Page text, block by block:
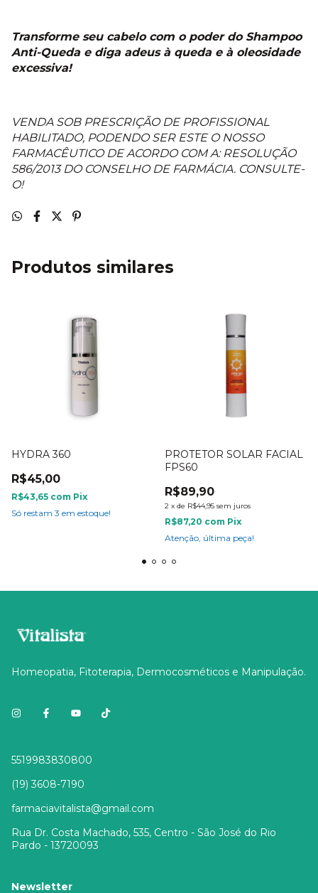
Transforme seu cabelo com o poder do Shampoo
Anti-Queda e diga adeus à queda e à oleosidade
excessiva!
VENDA SOB PRESCRIÇÃO DE PROFISSIONAL
HABILITADO, PODENDO SER ESTE O NOSSO
FARMACÊUTICO DE ACORDO COM A: RESOLUÇÃO
586/2013 DO CONSELHO DE FARMÁCIA. CONSULTE-
O!
Produtos similares
HYDRA 360
R$45,00
R$43,65 com Pix
Só restam 3 em estoque!
PROTETOR SOLAR FACIAL
FPS60
R$89,90
2 x de R$44,95 sem juros
R$87,20 com Pix
Atenção, última peça!
Homeopatia, Fitoterapia, Dermocosméticos e Manipulação.
5519983830800
(19) 3608-7190
farmaciavitalista@gmail.com
Rua Dr. Costa Machado, 535, Centro - São José do Rio
Pardo - 13720093
Newsletter